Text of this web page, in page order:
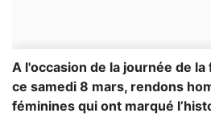
A l'occasion de la journée de la
ce samedi 8 mars, rendons
féminines qui ont marqué